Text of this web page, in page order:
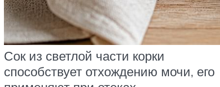
Сок из светлой части корки
способствует отхождению мочи, его